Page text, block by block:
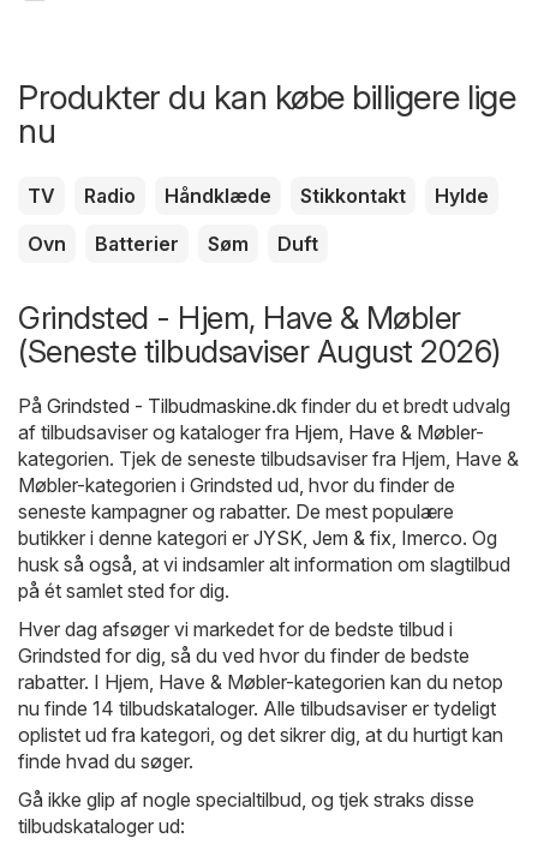
Produkter du kan købe billigere lige
nu
TV Radio Håndklæde Stikkontakt
Hylde
Ovn
Batterier Søm Duft
Grindsted - Hjem, Have & Møbler
(Seneste tilbudsaviser August 2026)
På Grindsted - Tilbudmaskine.dk finder du et bredt udvalg
af tilbudsaviser og kataloger fra Hjem, Have & Møbler-
kategorien. Tjek de seneste tilbudsaviser fra Hjem, Have &
Møbler-kategorien i Grindsted ud, hvor du finder de
seneste kampagner og rabatter. De mest populære
butikker i denne kategori er JYSK Jem & fix Imerco. Og
husk så også, at vi indsamler alt information om slagtilbud
på ét samlet sted for dig.
Hver dag afsøger vi markedet for de bedste tilbud i
Grindsted for dig, så du ved hvor du finder de bedste
rabatter. I Hjem, Have & Møbler-kategorien kan du netop
nu finde 14 tilbudskataloger. Alle tilbudsaviser er tydeligt
oplistet ud fra kategori, og det sikrer dig, at du hurtigt kan
finde hvad du søger.
Gå ikke glip af nogle specialtilbud, og tjek straks disse
tilbudskataloger ud: